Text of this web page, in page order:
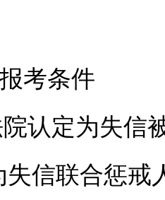
考条件
定为失信被
失信联合惩戒